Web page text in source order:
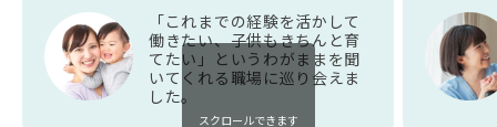
「これまでの経験を活かして
働きたい、子供もきちんと育
てたい」というわがままを聞
いてくれる職場に巡り会えま
した。
スクロールできます